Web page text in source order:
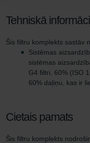
Tehniskā
Šis filtru komplekts sastāv
Sistēmas
sistēmas
G4 filtri, 60% (ISO
60% daļiņu, kas ir
Cietais pamats
Šis filtru komplekts